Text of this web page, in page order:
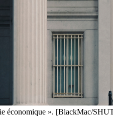
économique ». [BlackMac/